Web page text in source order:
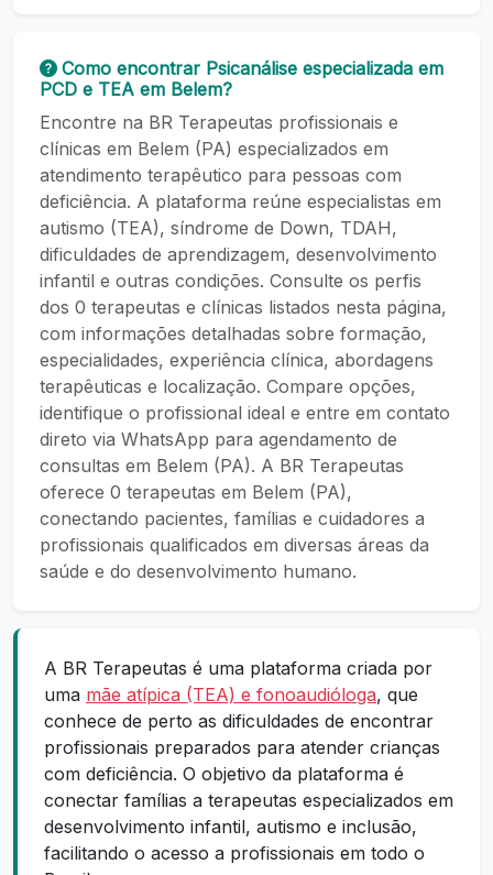
Como encontrar Psicanálise especializada em
PCD e TEA em Belem?
Encontre na BR Terapeutas profissionais e
clínicas em Belem (PA) especializados em
atendimento terapêutico para pessoas com
deficiência. A plataforma reúne especialistas em
autismo (TEA), síndrome de Down, TDAH,
dificuldades de aprendizagem, desenvolvimento
infantil e outras condições. Consulte os perfis
dos 0 terapeutas e clínicas listados nesta página,
com informações detalhadas sobre formação,
especialidades, experiência clínica, abordagens
terapêuticas e localização. Compare opções,
identifique o profissional ideal e entre em contato
direto via WhatsApp para agendamento de
consultas em Belem (PA). A BR Terapeutas
oferece 0 terapeutas em Belem (PA),
conectando pacientes, famílias e cuidadores a
profissionais qualificados em diversas áreas da
saúde e do desenvolvimento humano.
A BR Terapeutas é uma plataforma criada por
uma mãe atípica (TEA) e fonoaudióloga, que
conhece de perto as dificuldades de encontrar
profissionais preparados para atender crianças
com deficiência. O objetivo da plataforma é
conectar famílias a terapeutas especializados em
desenvolvimento infantil, autismo e inclusão,
facilitando o acesso a profissionais em todo o